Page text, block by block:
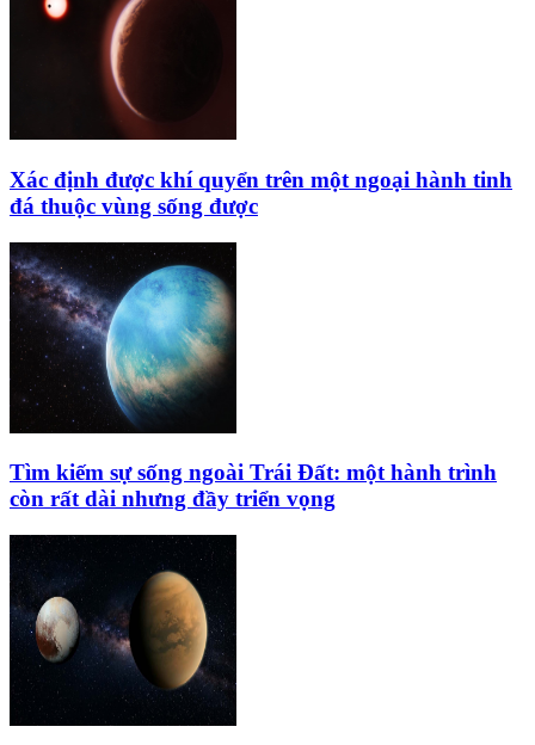
Xác định được khí quyển trên một ngoại hành tinh
đá thuộc vùng sống được
Tìm kiếm sự sống ngoài Trái Đất: một hành trình
còn rất dài nhưng đầy triển vọng